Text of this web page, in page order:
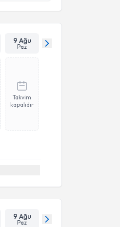
9 Ağu
Paz
Takvim
kapalıdır
9 Ağu
Paz